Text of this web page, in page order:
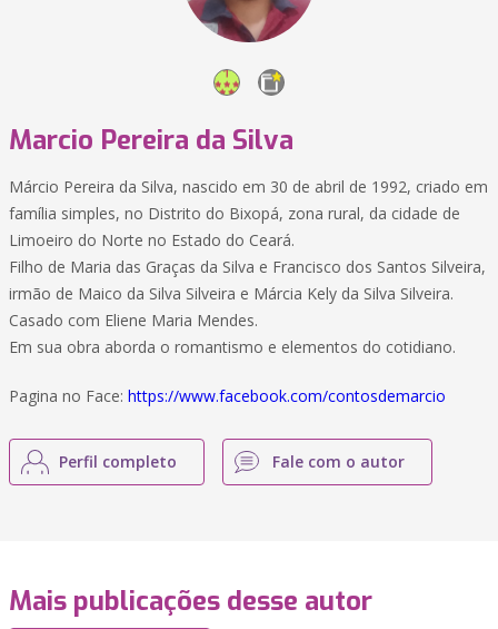
Marcio Pereira da Silva
Márcio Pereira da Silva, nascido em 30 de abril de 1992, criado em
família simples, no Distrito do Bixopá, zona rural, da cidade de
Limoeiro do Norte no Estado do Ceará.
Filho de Maria das Graças da Silva e Francisco dos Santos Silveira,
irmão de Maico da Silva Silveira e Márcia Kely da Silva Silveira.
Casado com Eliene Maria Mendes.
Em sua obra aborda o romantismo e elementos do cotidiano.
Pagina no Face: https://www.facebook.com/contosdemarcio
Perfil completo Fale com o autor
Mais publicações desse autor